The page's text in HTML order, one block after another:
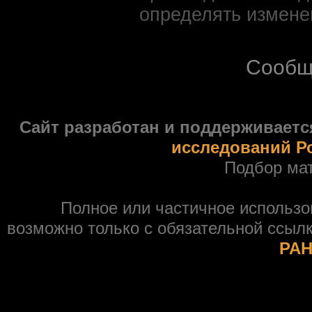
определять
Сайт разработан и
исследований
Подбор
Полное или частичное
возможно только с обязательной